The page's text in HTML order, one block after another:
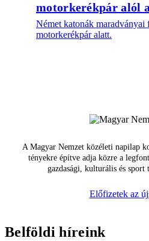
motorkerékpár alól
Német katonák maradványai
motorkerékpár alatt.
A Magyar Nemzet közéleti napilap
tényekre építve adja közre a
gazdasági, kulturális és
Előfizetek az
Belföldi híreink